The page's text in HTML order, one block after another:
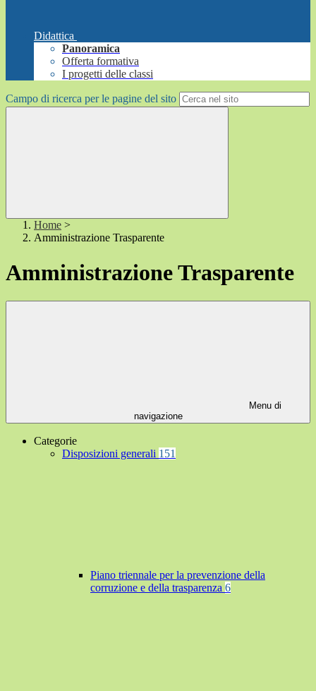
Didattica
Panoramica
Offerta formativa
I progetti delle classi
Campo di ricerca per le pagine del sito
Home >
Amministrazione Trasparente
Amministrazione Trasparente
Menu di
navigazione
Categorie
Disposizioni generali 151
Piano triennale per la prevenzione della
corruzione e della trasparenza 6